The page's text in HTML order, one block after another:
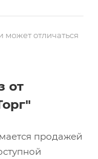
может отличаться
от
продажей